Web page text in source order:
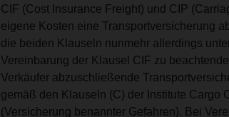
CIF (Cost Insurance Freight) und CIP
eigene Kosten eine Transportversicherung
die beiden Klauseln nunmehr allerdings
Vereinbarung der Klausel CIF zu
Verkäufer abzuschließende
gemäß den Klauseln (C) der Institute Cargo
(Versicherung benannter Gefahren). Bei